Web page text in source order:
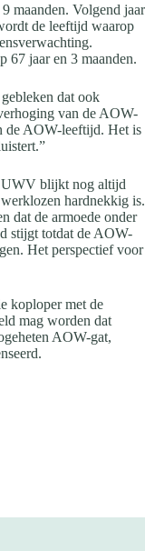
maanden. Volgend jaar
de leeftijd waarop
67 jaar en 3 maanden.
dat ook
van de AOW-
de AOW-leeftijd. Het is
UWV blijkt nog altijd
hardnekkig is.
dat de armoede onder
stijgt totdat de AOW-
Het perspectief voor
koploper met de
mag worden dat
AOW-gat,